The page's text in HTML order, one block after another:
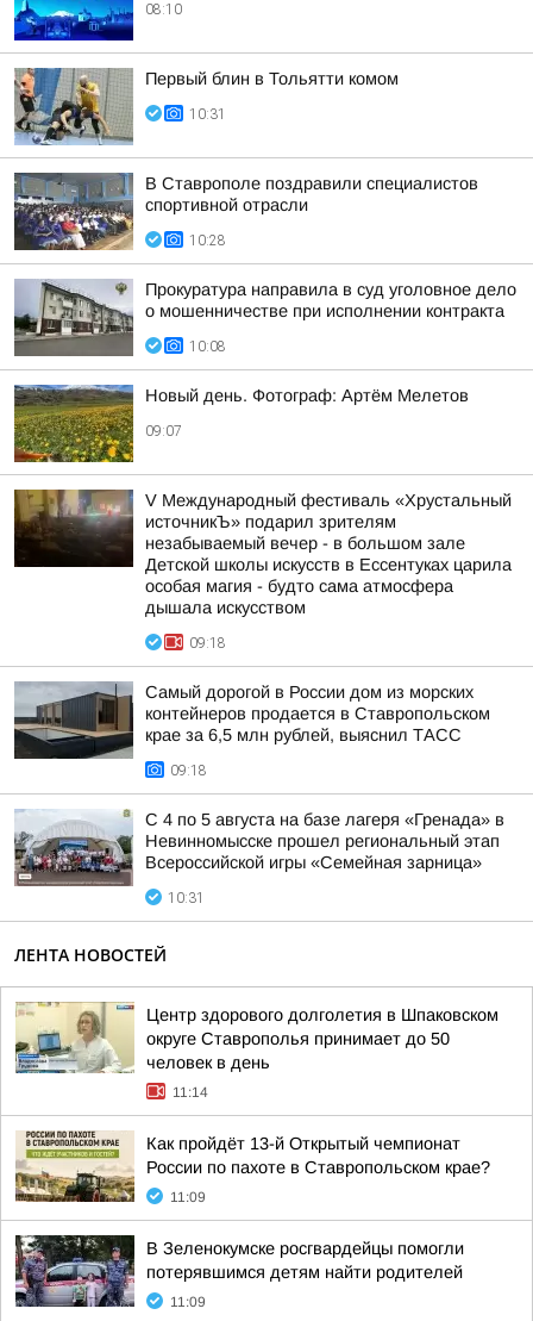
08:10
Первый блин в Тольятти комом
10:31
В Ставрополе поздравили специалистов
спортивной отрасли
10:28
Прокуратура направила в суд уголовное дело
о мошенничестве при исполнении контракта
10:08
Новый день. Фотограф: Артём Мелетов
09:07
V Международный фестиваль «Хрустальный
источникЪ» подарил зрителям
незабываемый вечер - в большом зале
Детской школы искусств в Ессентуках царила
особая магия - будто сама атмосфера
дышала искусством
09:18
Самый дорогой в России дом из морских
контейнеров продается в Ставропольском
крае за 6,5 млн рублей, выяснил ТАСС
09:18
С 4 по 5 августа на базе лагеря «Гренада» в
Невинномысске прошел региональный этап
Всероссийской игры «Семейная зарница»
10:31
ЛЕНТА НОВОСТЕЙ
Центр здорового долголетия в Шпаковском
округе Ставрополья принимает до 50
человек в день
11:14
Как пройдёт 13-й Открытый чемпионат
России по пахоте в Ставропольском крае?
11:09
В Зеленокумске росгвардейцы помогли
потерявшимся детям найти родителей
11:09